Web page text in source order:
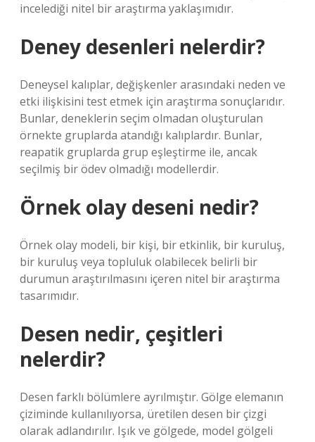
incelediği nitel bir araştırma yaklaşımıdır.
Deney desenleri nelerdir?
Deneysel kalıplar, değişkenler arasındaki neden ve
etki ilişkisini test etmek için araştırma sonuçlarıdır.
Bunlar, deneklerin seçim olmadan oluşturulan
örnekte gruplarda atandığı kalıplardır. Bunlar,
reapatik gruplarda grup eşleştirme ile, ancak
seçilmiş bir ödev olmadığı modellerdir.
Örnek olay deseni nedir?
Örnek olay modeli, bir kişi, bir etkinlik, bir kuruluş,
bir kuruluş veya topluluk olabilecek belirli bir
durumun araştırılmasını içeren nitel bir araştırma
tasarımıdır.
Desen nedir, çeşitleri
nelerdir?
Desen farklı bölümlere ayrılmıştır. Gölge elemanın
çiziminde kullanılıyorsa, üretilen desen bir çizgi
olarak adlandırılır. Işık ve gölgede, model gölgeli